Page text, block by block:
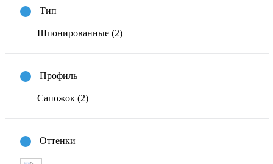
Тип
Шпонированные (2)
Профиль
Сапожок (2)
Оттенки